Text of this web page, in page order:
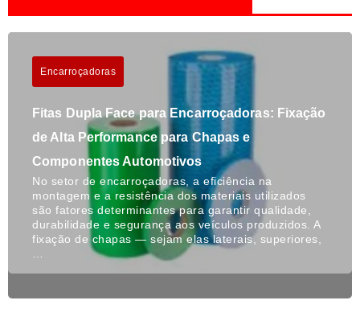
Encarroçadoras
Fitas Dupla Face para Encarroçadoras: Fixação
de Alta Performance para Chapas e
Componentes Automotivos
No setor de encarroçadoras, a eficiência na
montagem e a resistência dos materiais utilizados
são fatores determinantes para garantir qualidade,
durabilidade e segurança aos veículos produzidos. A
fixação de chapas — sejam elas laterais, superiores,